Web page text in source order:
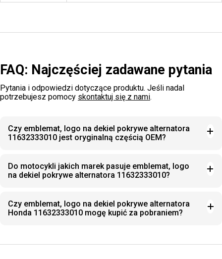
FAQ: Najczęściej zadawane pytania
Pytania i odpowiedzi dotyczące produktu. Jeśli nadal
potrzebujesz pomocy skontaktuj się z nami.
Czy emblemat, logo na dekiel pokrywe alternatora
11632333010 jest oryginalną częścią OEM?
Do motocykli jakich marek pasuje emblemat, logo
na dekiel pokrywe alternatora 11632333010?
Czy emblemat, logo na dekiel pokrywe alternatora
Honda 11632333010 mogę kupić za pobraniem?